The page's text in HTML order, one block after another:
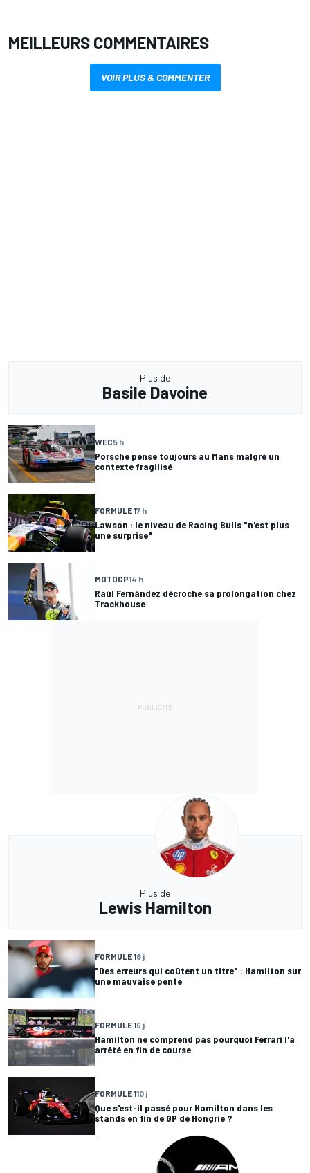
MEILLEURS COMMENTAIRES
VOIR PLUS & COMMENTER
Plus de
Basile Davoine
WEC5 h
Porsche pense toujours au Mans malgré un
contexte fragilisé
FORMULE 17 h
Lawson : le niveau de Racing Bulls "n'est plus
une surprise"
MOTOGP14 h
Raúl Fernández décroche sa prolongation chez
Trackhouse
Plus de
Lewis Hamilton
FORMULE 18 j
"Des erreurs qui coûtent un titre" : Hamilton sur
une mauvaise pente
FORMULE 19 j
Hamilton ne comprend pas pourquoi Ferrari l'a
arrêté en fin de course
FORMULE 110 j
Que s'est-il passé pour Hamilton dans les
stands en fin de GP de Hongrie ?